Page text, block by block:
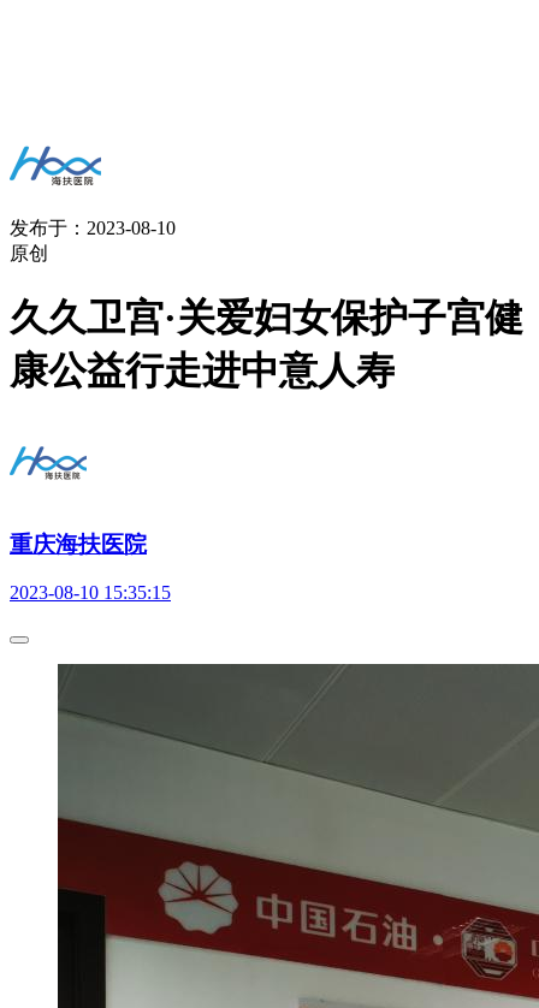
发布于：2023-08-10
原创
久久卫宫·关爱妇女保护子宫健
康公益行走进中意人寿
重庆海扶医院
2023-08-10 15:35:15